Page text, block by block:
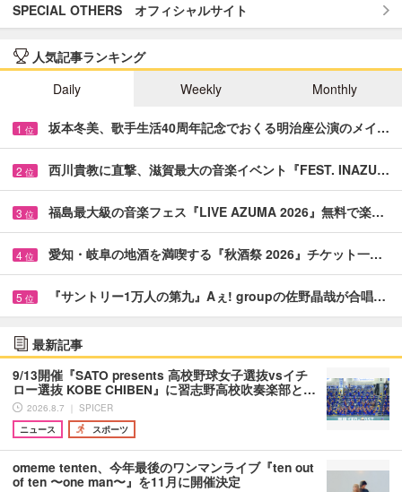
SPECIAL OTHERS オフィシャルサイト
人気記事ランキング
Daily
Weekly Monthly
1 位 坂本冬美、歌手生活40周年記念でおくる明治座公演のメイ…
2 位 西川貴教に直撃、滋賀最大の音楽イベント『FEST. INAZU…
3 位 福島最大級の音楽フェス『LIVE AZUMA 2026』無料で楽…
4 位 愛知・岐阜の地酒を満喫する『秋酒祭 2026』チケット一…
5 位 『サントリー1万人の第九』Aぇ! groupの佐野晶哉が合唱…
最新記事
9/13開催『SATO presents 高校野球女子選抜vsイチ
ロー選抜 KOBE CHIBEN』に習志野高校吹奏楽部と…
2026.8.7 ｜ SPICER
ニュース
スポーツ
omeme tenten、今年最後のワンマンライブ『ten out
of ten 〜one man〜』を11月に開催決定